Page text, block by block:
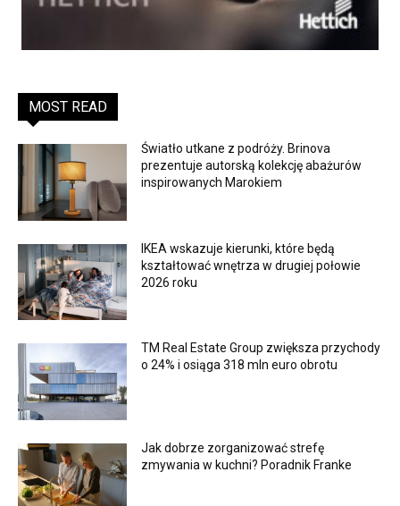
MOST READ
Światło utkane z podróży. Brinova
prezentuje autorską kolekcję abażurów
inspirowanych Marokiem
IKEA wskazuje kierunki, które będą
kształtować wnętrza w drugiej połowie
2026 roku
TM Real Estate Group zwiększa przychody
o 24% i osiąga 318 mln euro obrotu
Jak dobrze zorganizować strefę
zmywania w kuchni? Poradnik Franke